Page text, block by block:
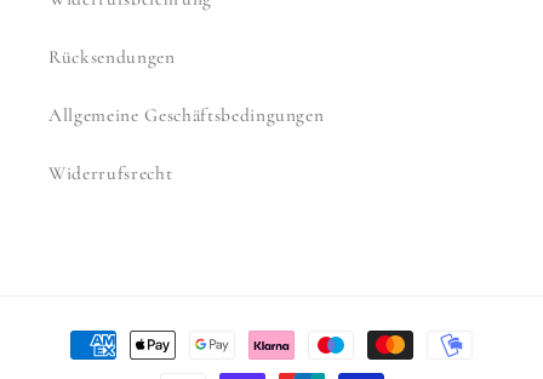
Rücksendungen
Allgemeine Geschäftsbedingungen
Widerrufsrecht
Zahlungsmethoden